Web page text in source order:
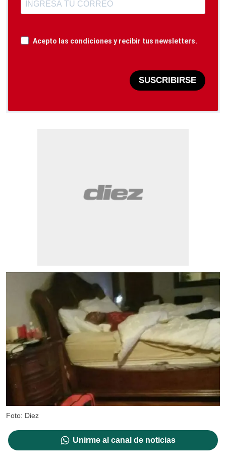
Acepto las condiciones y recibir tus newsletters.
SUSCRIBIRSE
Foto: Diez
Unirme al canal de noticias